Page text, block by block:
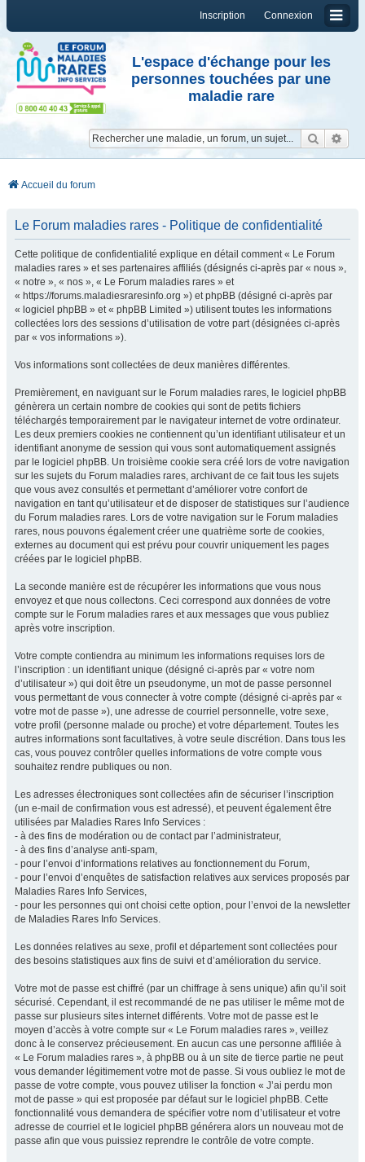
Connexion
Inscription
L'espace d'échange pour les
personnes touchées par une
maladie rare
Accueil du forum
Le Forum maladies rares - Politique de confidentialité
Cette politique de confidentialité explique en détail comment « Le Forum
maladies rares » et ses partenaires affiliés (désignés ci-après par « nous »,
« notre », « nos », « Le Forum maladies rares » et
« https://forums.maladiesraresinfo.org ») et phpBB (désigné ci-après par
« logiciel phpBB » et « phpBB Limited ») utilisent toutes les informations
collectées lors des sessions d’utilisation de votre part (désignées ci-après
par « vos informations »).
Vos informations sont collectées de deux manières différentes.
Premièrement, en naviguant sur le Forum maladies rares, le logiciel phpBB
génèrera un certain nombre de cookies qui sont de petits fichiers
téléchargés temporairement par le navigateur internet de votre ordinateur.
Les deux premiers cookies ne contiennent qu’un identifiant utilisateur et un
identifiant anonyme de session qui vous sont automatiquement assignés
par le logiciel phpBB. Un troisième cookie sera créé lors de votre navigation
sur les sujets du Forum maladies rares, archivant de ce fait tous les sujets
que vous avez consultés et permettant d’améliorer votre confort de
navigation en tant qu’utilisateur et de disposer de statistiques sur l’audience
du Forum maladies rares. Lors de votre navigation sur le Forum maladies
rares, nous pouvons également créer une quatrième sorte de cookies,
externes au document qui est prévu pour couvrir uniquement les pages
créées par le logiciel phpBB.
La seconde manière est de récupérer les informations que vous nous
envoyez et que nous collectons. Ceci correspond aux données de votre
compte sur le Forum maladies rares et aux messages que vous publiez
après votre inscription.
Votre compte contiendra au minimum les informations requises lors de
l’inscription : un identifiant unique (désigné ci-après par « votre nom
d’utilisateur ») qui doit être un pseudonyme, un mot de passe personnel
vous permettant de vous connecter à votre compte (désigné ci-après par «
votre mot de passe »), une adresse de courriel personnelle, votre sexe,
votre profil (personne malade ou proche) et votre département. Toutes les
autres informations sont facultatives, à votre seule discrétion. Dans tous les
cas, vous pouvez contrôler quelles informations de votre compte vous
souhaitez rendre publiques ou non.
Les adresses électroniques sont collectées afin de sécuriser l’inscription
(un e-mail de confirmation vous est adressé), et peuvent également être
utilisées par Maladies Rares Info Services :
- à des fins de modération ou de contact par l’administrateur,
- à des fins d’analyse anti-spam,
- pour l’envoi d’informations relatives au fonctionnement du Forum,
- pour l’envoi d’enquêtes de satisfaction relatives aux services proposés par
Maladies Rares Info Services,
- pour les personnes qui ont choisi cette option, pour l’envoi de la newsletter
de Maladies Rares Info Services.
Les données relatives au sexe, profil et département sont collectées pour
des besoins statistiques aux fins de suivi et d’amélioration du service.
Votre mot de passe est chiffré (par un chiffrage à sens unique) afin qu’il soit
sécurisé. Cependant, il est recommandé de ne pas utiliser le même mot de
passe sur plusieurs sites internet différents. Votre mot de passe est le
moyen d’accès à votre compte sur « Le Forum maladies rares », veillez
donc à le conservez précieusement. En aucun cas une personne affiliée à
« Le Forum maladies rares », à phpBB ou à un site de tierce partie ne peut
vous demander légitimement votre mot de passe. Si vous oubliez le mot de
passe de votre compte, vous pouvez utiliser la fonction « J’ai perdu mon
mot de passe » qui est proposée par défaut sur le logiciel phpBB. Cette
fonctionnalité vous demandera de spécifier votre nom d’utilisateur et votre
adresse de courriel et le logiciel phpBB générera alors un nouveau mot de
passe afin que vous puissiez reprendre le contrôle de votre compte.